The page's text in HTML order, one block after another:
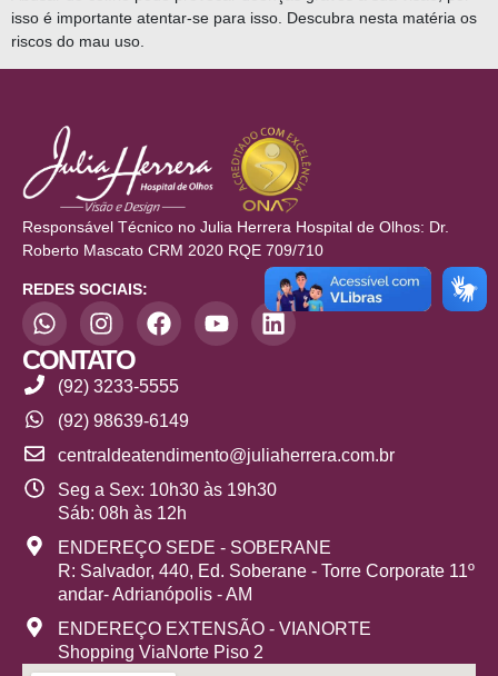
isso é importante atentar-se para isso. Descubra nesta matéria os
riscos do mau uso.
Responsável Técnico no Julia Herrera Hospital de Olhos: Dr.
Roberto Mascato CRM 2020 RQE 709/710
REDES SOCIAIS:
CONTATO
(92) 3233-5555
(92) 98639-6149
centraldeatendimento@juliaherrera.com.br
Seg a Sex: 10h30 às 19h30
Sáb: 08h às 12h
ENDEREÇO SEDE - SOBERANE
R: Salvador, 440, Ed. Soberane - Torre Corporate 11º
andar- Adrianópolis - AM
ENDEREÇO EXTENSÃO - VIANORTE
Shopping ViaNorte Piso 2